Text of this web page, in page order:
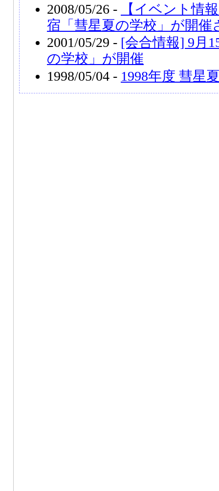
2008/05/26 -
【イベント情
宿「彗星夏の学校」が開催
2001/05/29 - [会合情報] 9月
の学校」が開催
1998/05/04 - 1998年度 彗星